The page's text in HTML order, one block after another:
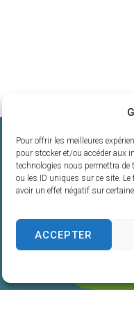
Pour offrir les meilleures
pour stocker et/ou accéder aux
technologies nous permettra de
ou les ID uniques sur ce site.
avoir un effet négatif sur
ACCEPTER